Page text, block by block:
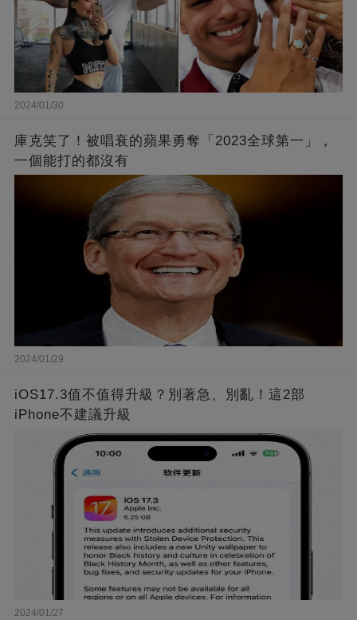
2024/01/30
庫克笑了！被唱衰的蘋果勇奪「2023全球第一」，
一個能打的都沒有
2024/01/29
iOS17.3值不值得升級？別著急、別亂！這2部
iPhone不建議升級
2024/01/27